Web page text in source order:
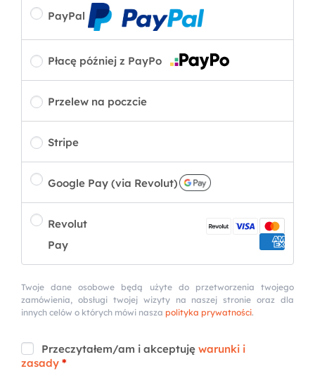
PayPal
Płacę później z PayPo
Przelew na poczcie
Stripe
Google Pay (via Revolut)
Revolut
Pay
Twoje dane osobowe będą użyte do przetworzenia twojego
zamówienia, obsługi twojej wizyty na naszej stronie oraz dla
innych celów o których mówi nasza polityka prywatności.
Przeczytałem/am i akceptuję warunki i
zasady *